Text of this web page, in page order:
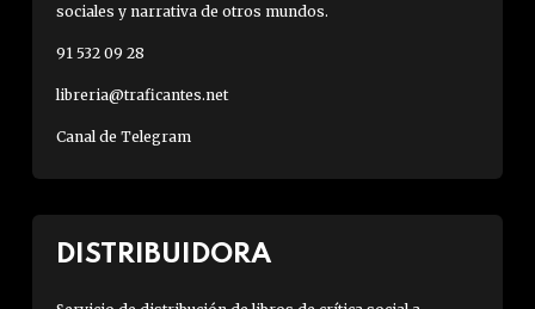
sociales y narrativa de otros mundos.
91 532 09 28
libreria@traficantes.net
Canal de Telegram
DISTRIBUIDORA